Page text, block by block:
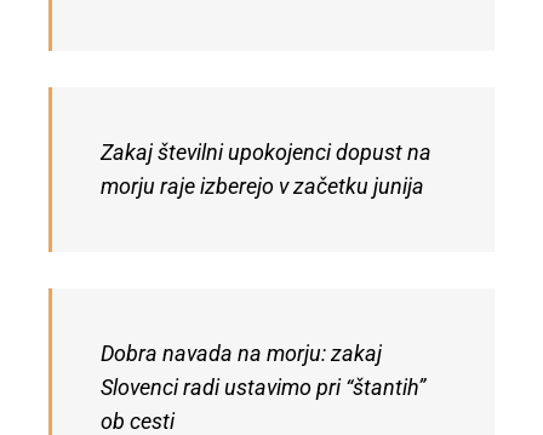
Zakaj številni upokojenci dopust na
morju raje izberejo v začetku junija
Dobra navada na morju: zakaj
Slovenci radi ustavimo pri “štantih”
ob cesti